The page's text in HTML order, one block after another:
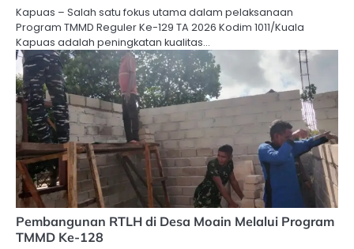
Kapuas – Salah satu fokus utama dalam pelaksanaan
Program TMMD Reguler Ke-129 TA 2026 Kodim 1011/Kuala
Kapuas adalah peningkatan kualitas…
Pembangunan RTLH di Desa Moain Melalui Program
TMMD Ke-128